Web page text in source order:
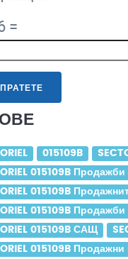
=
015109B
015109B Продажби
015109B
015109B Продажби
015109B САЩ
015109B